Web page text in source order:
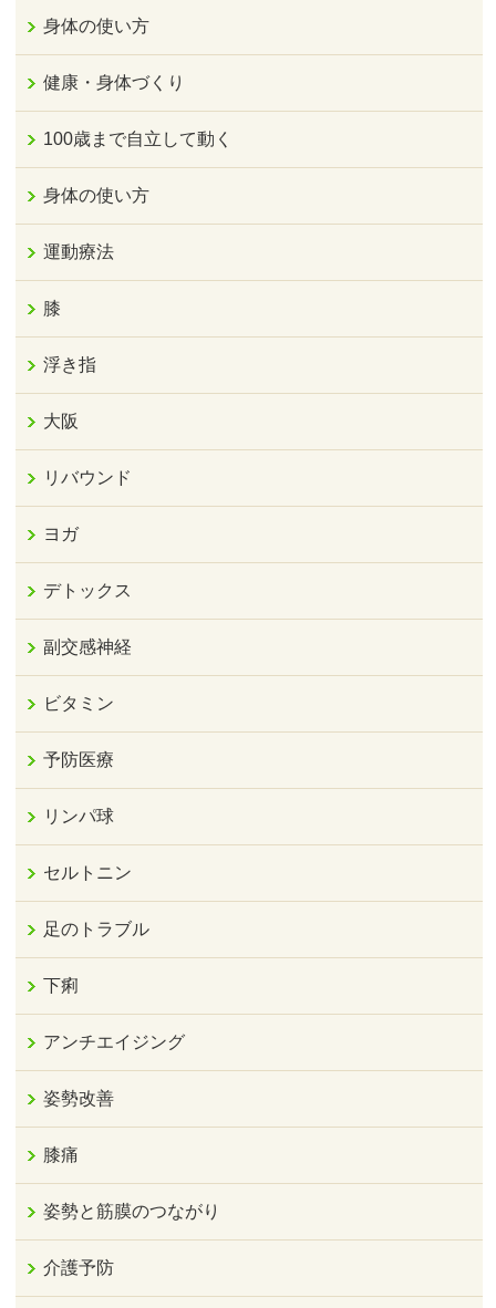
身体の使い方
健康・身体づくり
100歳まで自立して動く
身体の使い方
運動療法
膝
浮き指
大阪
リバウンド
ヨガ
デトックス
副交感神経
ビタミン
予防医療
リンパ球
セルトニン
足のトラブル
下痢
アンチエイジング
姿勢改善
膝痛
姿勢と筋膜のつながり
介護予防